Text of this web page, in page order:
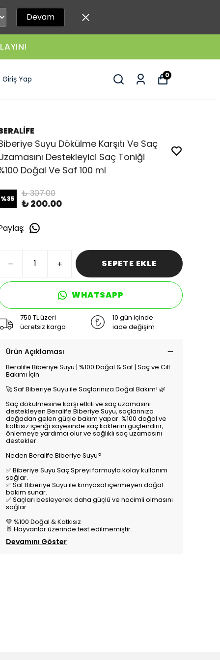
Devam
Giriş Yap 0
Suyu Dökülme Karşıtı Ve Saç
Destekleyici Saç Toniği
Doğal Ve Saf 100 ml
%35 ₺ 307.00
₺ 200.00
:
SEPETE EKLE
WHATSAPP
750 TL üzeri
ücretsiz kargo
10 gün içinde
iade değişim
Ürün Açıklaması
Beralife Biberiye Suyu | %100 Doğal & Saf | Saç ve Cilt
Bakımı İçin
🚀 Saf Biberiye Suyu ile Saçlarınıza Doğal Bakım! 🌿
Saç dökülmesine karşı etkili ve saç uzamasını
destekleyen Beralife Biberiye Suyu, saçlarınıza
doğadan gelen güçle bakım yapar. %100 doğal ve
katkısız içeriği sayesinde saç köklerini güçlendirir,
önlemeye yardımcı olur ve sağlıklı saç uzamasını
destekler.
Neden Beralife Biberiye Suyu?
✅ Biberiye Suyu Saç Spreyi formuyla kolay kullanım
sağlar.
✅ Saf Biberiye Suyu ile kimyasal içermeyen doğal
bakım sunar.
✅ Saçları besleyerek daha güçlü ve hacimli olmasını
sağlar.
💚 %100 Doğal & Katkısız
🐰 Hayvanlar üzerinde test edilmemiştir.
Devamını Göster